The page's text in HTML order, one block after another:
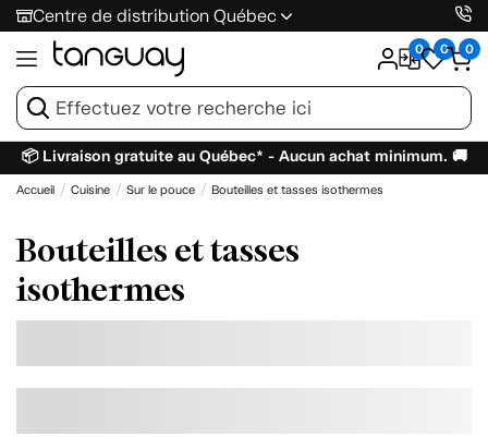
Centre de distribution Québec
0 0 0
📦 Livraison gratuite au Québec* - Aucun achat minimum. 🚚
Accueil Cuisine Sur le pouce Bouteilles et tasses isothermes
Bouteilles et tasses
isothermes